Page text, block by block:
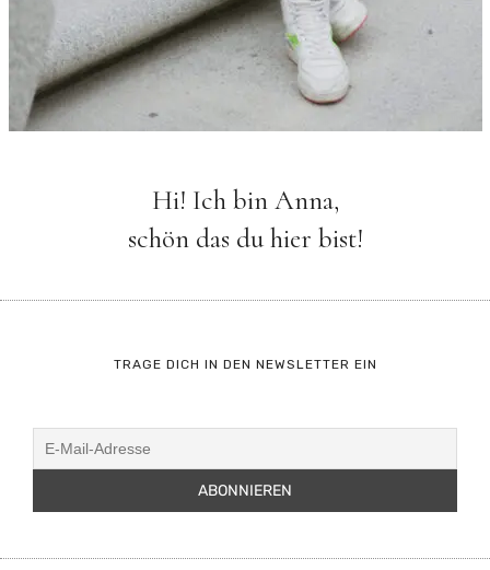
Hi! Ich bin Anna,
schön das du hier bist!
TRAGE DICH IN DEN NEWSLETTER EIN